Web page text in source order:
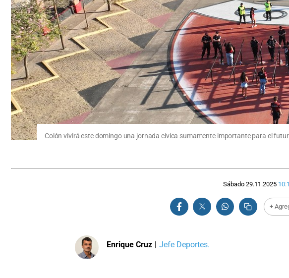
Colón vivirá este domingo una jornada cívica sumamente importante para el
Sábado 29.11.2025
+
Enrique Cruz | Jefe Deportes.